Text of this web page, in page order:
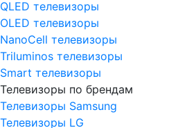
QLED телевизоры
OLED телевизоры
NanoCell телевизоры
Triluminos телевизоры
Smart телевизоры
Телевизоры по брендам
Телевизоры Samsung
Телевизоры LG